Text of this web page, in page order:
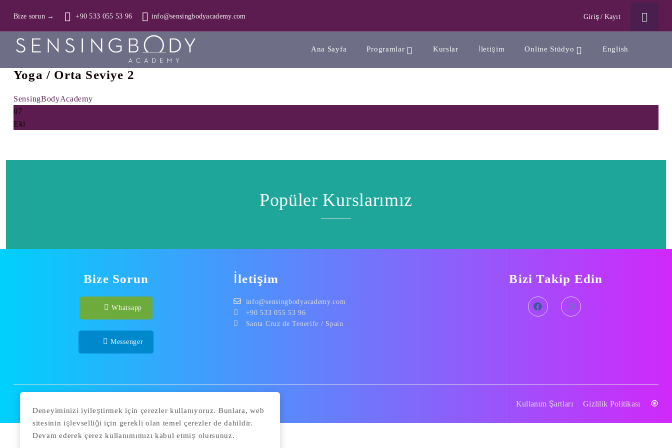
Bize sorun → +90 533 055 53 96 info@sensingbodyacademy.com Giriş / Kayıt
Ana Sayfa Programlar Kurslar İletişim Online Stüdyo English
Yoga / Orta Seviye 2
SensingBodyAcademy
07
Eki
Popüler Kurslarımız
Bize Sorun
Whatsapp
Messenger
İletişim
info@sensingbodyacademy.com
+90 533 055 53 96
Santa Cruz de Tenerife / Spain
Bizi Takip Edin
Kullanım Şartları Gizlilik Politikası 🧿
Deneyiminizi iyileştirmek için çerezler kullanıyoruz. Bunlara, web
sitesinin işlevselliği için gerekli olan temel çerezler de dahildir.
Devam ederek çerez kullanımımızı kabul etmiş olursunuz.